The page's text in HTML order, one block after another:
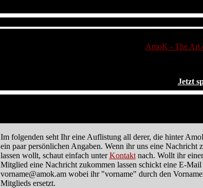
AmoK - The Art
Jetzt
Im folgenden seht Ihr eine Auflistung all derer, die hinter
ein paar persönlichen Angaben. Wenn ihr uns eine Nachricht
lassen wollt, schaut einfach unterKontaktnach. Wollt ihr
Mitglied eine Nachricht zukommen lassen schickt eine E-Mail
vorname@amok.am wobei ihr "vorname" durch den
Mitglieds ersetzt.